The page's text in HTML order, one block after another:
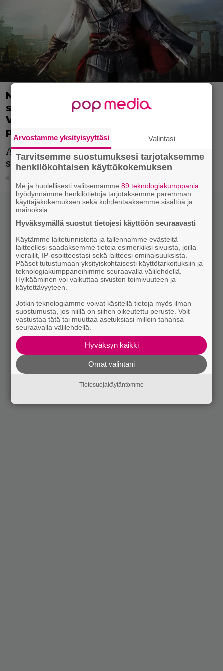
Netflixin tuleva Assassin’s Creed -
sarja vailla vetäjää – Die Hard ja
Vikings: Valhalla -kirjoittaja poistui
projektista
Alkuperäiset videopelit ovat todella
suosittuja.
4.1.2023 19:30
Arvostamme yksityisyyttäsi Valintasi
Tarvitsemme suostumuksesi tarjotaksemme
henkilökohtaisen käyttökokemuksen
Me ja huolellisesti valitsemamme89 teknologiakumppania
hyödynnämme henkilötietoja tarjotaksemme paremman
käyttäjäkokemuksen sekä kohdentaaksemme sisältöä ja
mainoksia.
Hyväksymällä suostut tietojesi käyttöön seuraavasti
Käytämme laitetunnisteita ja tallennamme evästeitä
laitteellesi saadaksemme tietoja esimerkiksi sivuista, joilla
vierailit, IP-osoitteestasi sekä laitteesi ominaisuuksista.
Pääset tutustumaan yksityiskohtaisesti käyttötarkoituksiin ja
teknologiakumppaneihimme seuraavalla välilehdellä.
Hylkääminen voi vaikuttaa sivuston toimivuuteen ja
käytettävyyteen.
Jotkin teknologiamme voivat käsitellä tietoja myös ilman
suostumusta, jos niillä on siihen oikeutettu peruste. Voit
vastustaa tätä tai muuttaa asetuksiasi milloin tahansa
seuraavalla välilehdellä.
Hyväksyn kaikki
Omat valintani
Tietosuojakäytäntömme